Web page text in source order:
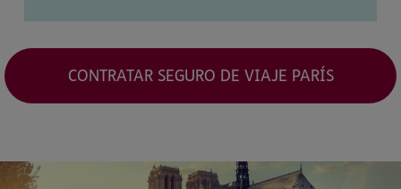
CONTRATAR SEGURO DE VIAJE PARÍS